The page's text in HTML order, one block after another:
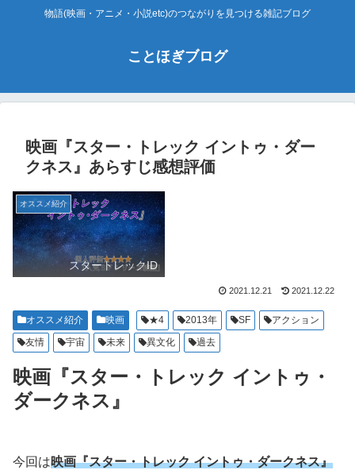
物語(映画・アニメ・小説etc)のつながりを見つける雑記ブログ
ことほぎブログ
映画『スター・トレック イントゥ・ダー
クネス』あらすじ感想評価
オススメ紹介
スタートレックID
2021.12.21 2021.12.22
オススメ紹介 映画 ★4 2013年 SF
アクション
友情
宇宙 未来 異文化 過去
映画『スター・トレック イントゥ・
ダークネス』
今回は映画『スター・トレック イントゥ・ダークネス』